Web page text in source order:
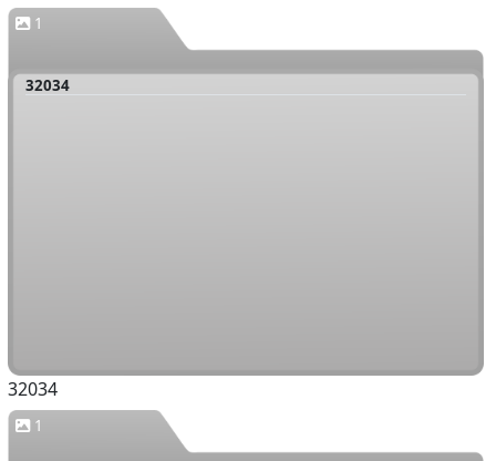
1
32034
32034
1